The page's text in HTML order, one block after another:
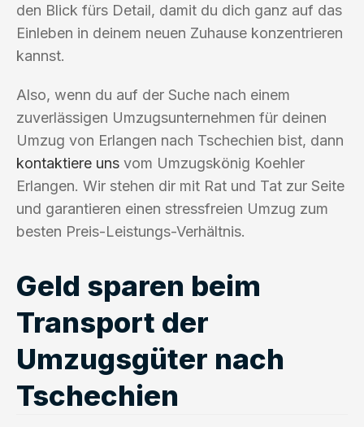
den Blick fürs Detail, damit du dich ganz auf das
Einleben in deinem neuen Zuhause konzentrieren
kannst.
Also, wenn du auf der Suche nach einem
zuverlässigen Umzugsunternehmen für deinen
Umzug von Erlangen nach Tschechien bist, dann
kontaktiere uns vom Umzugskönig Koehler
Erlangen. Wir stehen dir mit Rat und Tat zur Seite
und garantieren einen stressfreien Umzug zum
besten Preis-Leistungs-Verhältnis.
Geld sparen beim
Transport der
Umzugsgüter nach
Tschechien